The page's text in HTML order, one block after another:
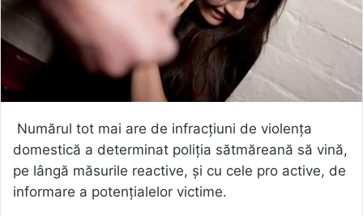
Numărul tot mai are de infracțiuni de violența
domestică a determinat poliția sătmăreană să vină,
pe lângă măsurile reactive, și cu cele pro active, de
informare a potențialelor victime.